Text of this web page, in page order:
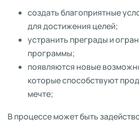
создать благоприятные
для достижения целей;
устранить преграды и
программы;
появляются новые
которые способствуют
мечте;
В процессе может быть